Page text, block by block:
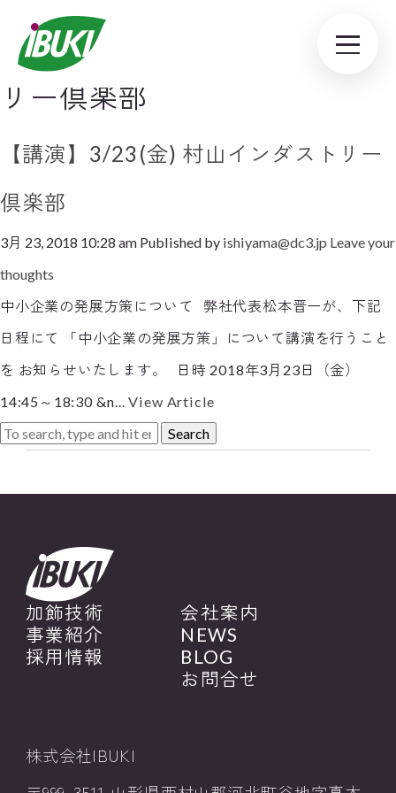
Tag Archive: 村山インダスト
リー倶楽部
【講演】3/23(金) 村山インダストリー
倶楽部
3月 23, 2018 10:28 am Published by ishiyama@dc3.jp Leave your
thoughts
中小企業の発展方策について 弊社代表松本晋一が、下記
日程にて 「中小企業の発展方策」について講演を行うこと
を お知らせいたします。 日時 2018年3月23日（金）
14:45～18:30 &n...View Article
Search
加飾技術
事業紹介
採用情報
会社案内
NEWS
BLOG
お問合せ
株式会社IBUKI